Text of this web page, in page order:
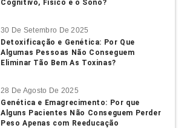
Cognitivo, Físico e o Sono?
30 De Setembro De 2025
Detoxificação e Genética: Por Que
Algumas Pessoas Não Conseguem
Eliminar Tão Bem As Toxinas?
28 De Agosto De 2025
Genética e Emagrecimento: Por que
Alguns Pacientes Não Conseguem Perder
Peso Apenas com Reeducação